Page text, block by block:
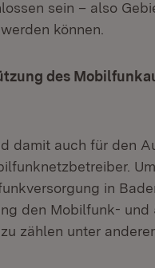
sein – also
können.
des
damit auch für den
in
den Mobilfunk- und
zählen unter